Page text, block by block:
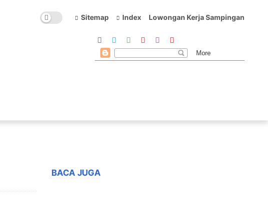
Sitemap Index Lowongan Kerja Sampingan
BACA JUGA